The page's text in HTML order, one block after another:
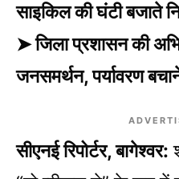
साइकिल की घंटी बजाते
➤ जिला प्रशासन की
जनसमर्थन, पर्यावरण
सीएनई रिपोर्टर, बागेश्वर: